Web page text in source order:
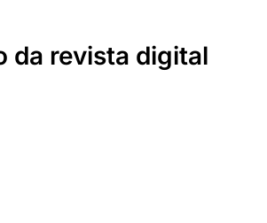
da revista digital